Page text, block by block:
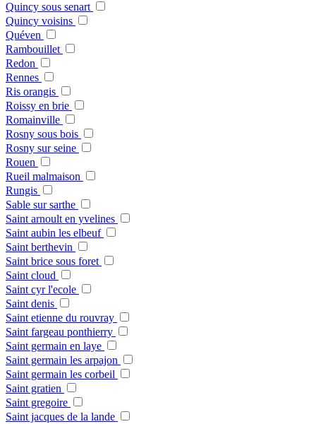
Quincy sous senart
Quincy voisins
Quéven
Rambouillet
Redon
Rennes
Ris orangis
Roissy en brie
Romainville
Rosny sous bois
Rosny sur seine
Rouen
Rueil malmaison
Rungis
Sable sur sarthe
Saint arnoult en yvelines
Saint aubin les elbeuf
Saint berthevin
Saint brice sous foret
Saint cloud
Saint cyr l'ecole
Saint denis
Saint etienne du rouvray
Saint fargeau ponthierry
Saint germain en laye
Saint germain les arpajon
Saint germain les corbeil
Saint gratien
Saint gregoire
Saint jacques de la lande